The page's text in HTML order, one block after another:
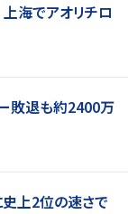
海でアオリチロ
敗退も約2400万
史上2位の速さで